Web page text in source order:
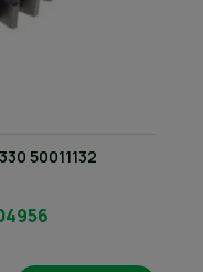
50011132